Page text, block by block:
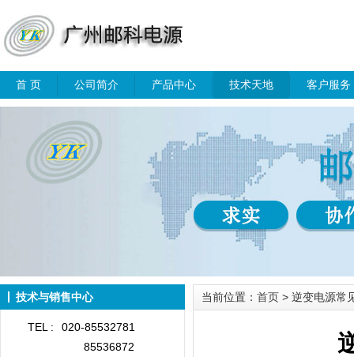
首 页 公司简介 产品中心 技术天地 客户服务
技术与销售中心
TEL :
020-85532781
85536872
当前位置： 首页 > 逆变电源常